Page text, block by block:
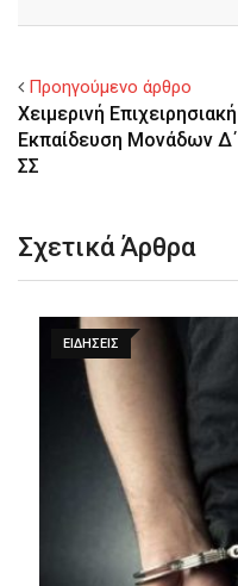
Προηγούμενο άρθρο
Χειμερινή Επιχειρησιακή
Εκπαίδευση Μονάδων Δ΄
ΣΣ
Σχετικά Άρθρα
ΕΙΔΉΣΕΙΣ